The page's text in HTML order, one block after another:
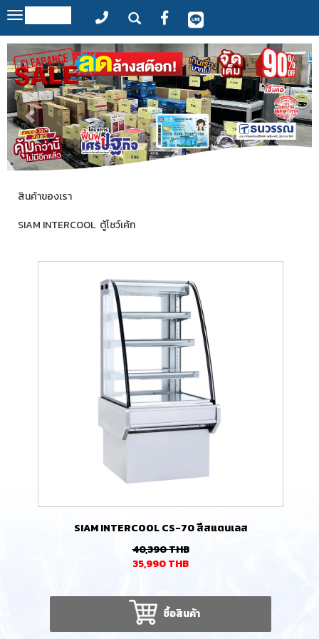
Toggle
navigation
สินค้าของเรา
SIAM INTERCOOL ตู้โชว์เค้ก
SIAM INTERCOOL CS-70 สีสแตนเลส
40,390THB
35,990THB
ซื้อสินค้า